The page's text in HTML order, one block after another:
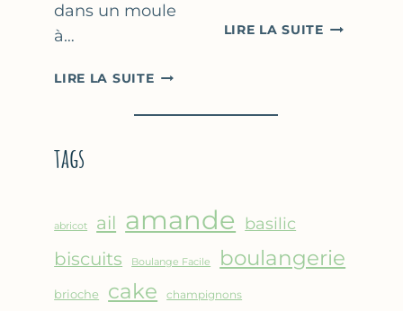
dans un moule
à…
LIRE LA SUITETERRINE
YAOURT
&
ROUGES
LIRE LA SUITEASPERGES
tags
abricot ail amande basilic
biscuits Boulange Facile boulangerie
brioche cake champignons